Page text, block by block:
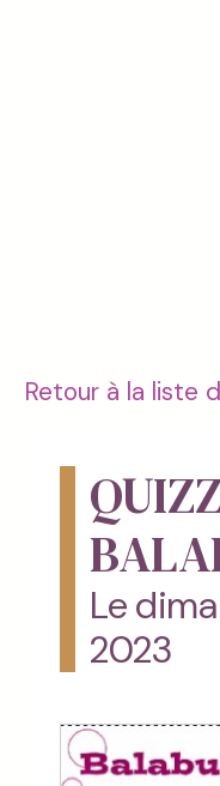
Retour à la liste
Le
2023